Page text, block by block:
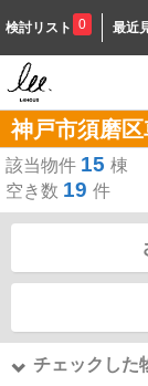
検討リスト 0 最近
神戸市須磨
該当物件 15 棟
空き数 19 件
チェックした